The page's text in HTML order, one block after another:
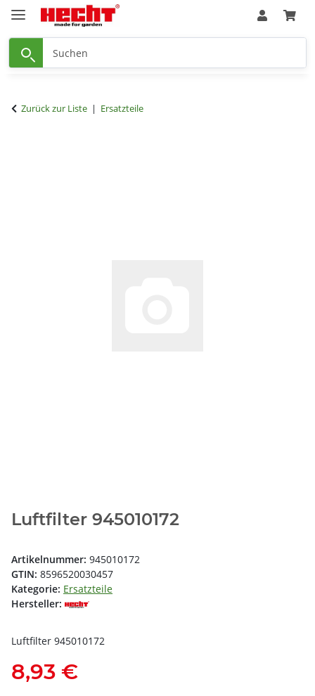
Zurück zur Liste Ersatzteile
Luftfilter 945010172
Artikelnummer: 945010172
GTIN: 8596520030457
Kategorie: Ersatzteile
Hersteller:
Luftfilter 945010172
8,93 €